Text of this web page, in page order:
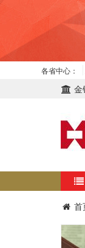
各省中心：
金
首